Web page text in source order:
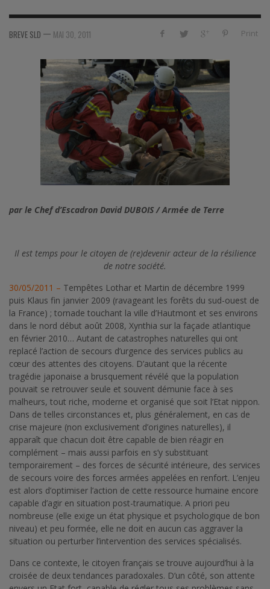
Print
BREVE SLD — MAI 30, 2011
par le Chef d’Escadron David DUBOIS / Armée de Terre
Il est temps pour le citoyen de (re)devenir acteur de la résilience
de notre société.
30/05/2011 – Tempêtes Lothar et Martin de décembre 1999
puis Klaus fin janvier 2009 (ravageant les forêts du sud-ouest de
la France) ; tornade touchant la ville d’Hautmont et ses environs
dans le nord début août 2008, Xynthia sur la façade atlantique
en février 2010… Autant de catastrophes naturelles qui ont
replacé l’action de secours d’urgence des services publics au
cœur des attentes des citoyens. D’autant que la récente
tragédie japonaise a brusquement révélé que la population
pouvait se retrouver seule et souvent démunie face à ses
malheurs, tout riche, moderne et organisé que soit l’Etat nippon.
Dans de telles circonstances et, plus généralement, en cas de
crise majeure (non exclusivement d’origines naturelles), il
apparaît que chacun doit être capable de bien réagir en
complément – mais aussi parfois en s’y substituant
temporairement – des forces de sécurité intérieure, des services
de secours voire des forces armées appelées en renfort. L’enjeu
est alors d’optimiser l’action de cette ressource humaine encore
capable d’agir en situation post-traumatique. A priori peu
nombreuse (elle exige un état physique et psychologique de bon
niveau) et peu formée, elle ne doit en aucun cas aggraver la
situation ou perturber l’intervention des services spécialisés.
Dans ce contexte, le citoyen français se trouve aujourd’hui à la
croisée de deux tendances paradoxales. D’un côté, son attente